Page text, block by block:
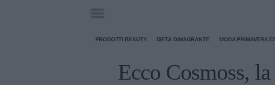
PRODOTTI BEAUTY DIETA DIMAGRANTE MODA PRIMAVERA
Ecco Cosmoss,